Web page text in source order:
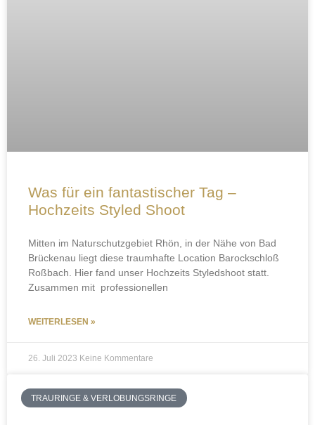
Was für ein fantastischer Tag –
Hochzeits Styled Shoot
Mitten im Naturschutzgebiet Rhön, in der Nähe von Bad
Brückenau liegt diese traumhafte Location Barockschloß
Roßbach. Hier fand unser Hochzeits Styledshoot statt.
Zusammen mit professionellen
WEITERLESEN »
26. Juli 2023 Keine Kommentare
TRAURINGE & VERLOBUNGSRINGE